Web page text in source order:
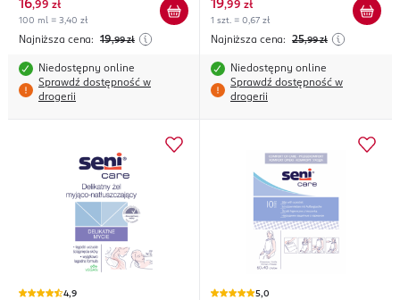
16,99 zł
100 ml = 3,40 zł
Najniższa cena: 19,99 zł
Niedostępny online
Sprawdź dostępność w
drogerii
19,99 zł
1 szt. = 0,67 zł
Najniższa cena: 25,99 zł
Niedostępny online
Sprawdź dostępność w
drogerii
4,9 5,0